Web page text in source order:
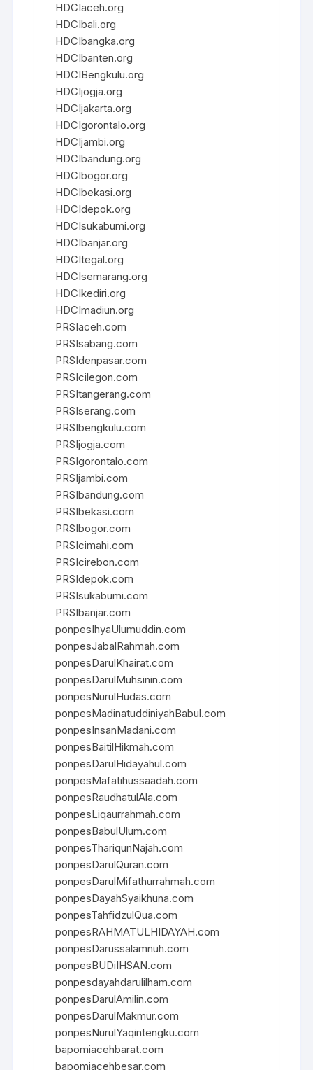
HDCIaceh.org
HDCIbali.org
HDCIbangka.org
HDCIbanten.org
HDCIBengkulu.org
HDCIjogja.org
HDCIjakarta.org
HDCIgorontalo.org
HDCIjambi.org
HDCIbandung.org
HDCIbogor.org
HDCIbekasi.org
HDCIdepok.org
HDCIsukabumi.org
HDCIbanjar.org
HDCItegal.org
HDCIsemarang.org
HDCIkediri.org
HDCImadiun.org
PRSIaceh.com
PRSIsabang.com
PRSIdenpasar.com
PRSIcilegon.com
PRSItangerang.com
PRSIserang.com
PRSIbengkulu.com
PRSIjogja.com
PRSIgorontalo.com
PRSIjambi.com
PRSIbandung.com
PRSIbekasi.com
PRSIbogor.com
PRSIcimahi.com
PRSIcirebon.com
PRSIdepok.com
PRSIsukabumi.com
PRSIbanjar.com
ponpesIhyaUlumuddin.com
ponpesJabalRahmah.com
ponpesDarulKhairat.com
ponpesDarulMuhsinin.com
ponpesNurulHudas.com
ponpesMadinatuddiniyahBabul.com
ponpesInsanMadani.com
ponpesBaitilHikmah.com
ponpesDarulHidayahul.com
ponpesMafatihussaadah.com
ponpesRaudhatulAla.com
ponpesLiqaurrahmah.com
ponpesBabulUlum.com
ponpesThariqunNajah.com
ponpesDarulQuran.com
ponpesDarulMifathurrahmah.com
ponpesDayahSyaikhuna.com
ponpesTahfidzulQua.com
ponpesRAHMATULHIDAYAH.com
ponpesDarussalamnuh.com
ponpesBUDiIHSAN.com
ponpesdayahdarulilham.com
ponpesDarulAmilin.com
ponpesDarulMakmur.com
ponpesNurulYaqintengku.com
bapomiacehbarat.com
bapomiacehbesar.com